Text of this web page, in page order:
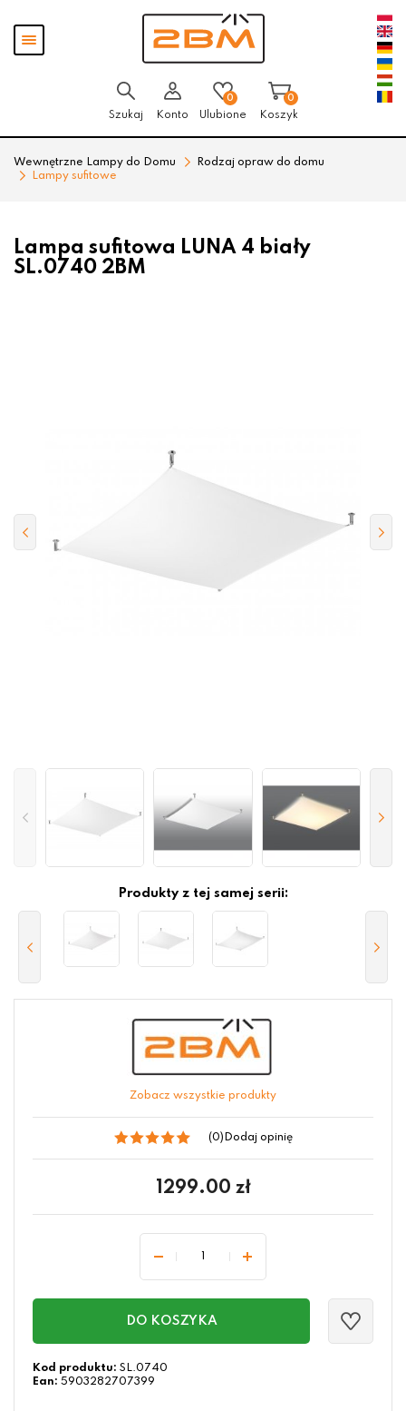
Pokaż
menu
Szukaj Konto
0
Ulubione
0
Koszyk
Wewnętrzne Lampy do Domu
Rodzaj opraw do domu
Lampy sufitowe
Lampa sufitowa LUNA 4 biały
SL.0740 2BM
Produkty z tej samej serii:
Zobacz wszystkie produkty
(0) Dodaj opinię
1299.00 zł
DO KOSZYKA
Kod produktu: SL.0740
Ean: 5903282707399